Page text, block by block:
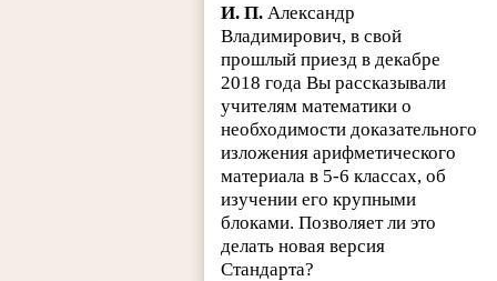
И. П. Александр
Владимирович, в свой
прошлый приезд в декабре
2018 года Вы рассказывали
учителям математики о
необходимости доказательного
изложения арифметического
материала в 5-6 классах, об
изучении его крупными
блоками. Позволяет ли это
делать новая версия
Стандарта?